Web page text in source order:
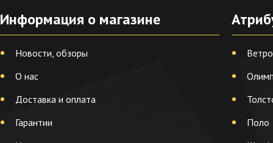
Информация о магазине
Новости, обзоры
О нас
Доставка и оплата
Гарантии
Поло